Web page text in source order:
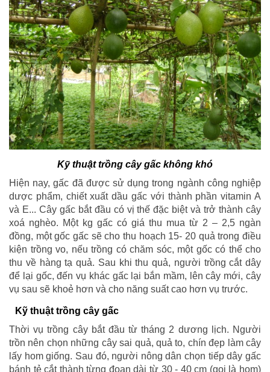
Kỹ thuật trồng cây gấc không khó
Hiện nay, gấc đã được sử dụng trong ngành công nghiệp
dược phẩm, chiết xuất dầu gấc với thành phần vitamin A
và E... Cây gấc bắt đầu có vị thế đặc biệt và trở thành cây
xoá nghèo. Một kg gấc có giá thu mua từ 2 – 2,5 ngàn
đồng, một gốc gấc sẽ cho thu hoạch 15- 20 quả trong điều
kiện trồng vo, nếu trồng có chăm sóc, một gốc có thể cho
thu về hàng tạ quả. Sau khi thu quả, người trồng cắt dây
để lại gốc, đến vụ khác gấc lại bắn mầm, lên cây mới, cây
vụ sau sẽ khoẻ hơn và cho năng suất cao hơn vụ trước.
Kỹ thuật trồng cây gấc
Thời vụ trồng cây bắt đầu từ tháng 2 dương lịch. Người
trồn nên chọn những cây sai quả, quả to, chín đẹp làm cây
lấy hom giống. Sau đó, người nông dân chọn tiếp dây gấc
bánh tẻ cắt thành từng đoạn dài từ 30 - 40 cm (gọi là hom)